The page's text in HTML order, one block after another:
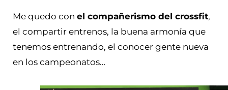
Me quedo con el compañerismo del crossfit,
el compartir entrenos, la buena armonía que
tenemos entrenando, el conocer gente nueva
en los campeonatos…